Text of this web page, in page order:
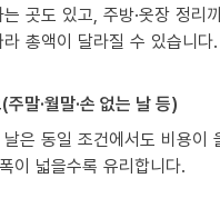
곳도 있고, 주방·옷장 정리
총액이 달라질 수 있습니다.
말·월말·손 없는 날 등)
은 동일 조건에서도 비용이
이 넓을수록 유리합니다.